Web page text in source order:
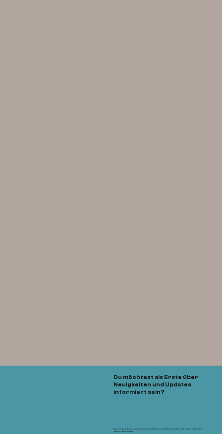
Dann melde dich jetzt zu unserem flink Newsletter an und erhalte alle wichtigen Informationen flink und
direkt in dein Postfach.
Du möchtest als Erste über
Neuigkeiten und Updates
informiert sein?